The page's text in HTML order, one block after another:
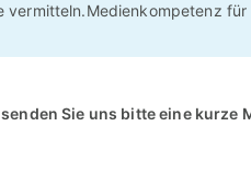
vermitteln.Medienkompetenz
Sie uns bitte eine kurze